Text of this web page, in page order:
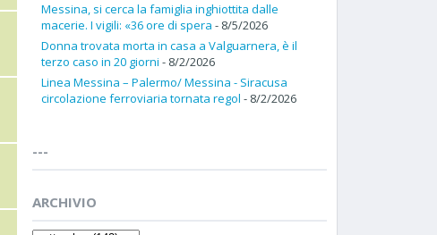
Messina, si cerca la famiglia inghiottita dalle
macerie. I vigili: «36 ore di spera - 8/5/2026
Donna trovata morta in casa a Valguarnera, è il
terzo caso in 20 giorni - 8/2/2026
Linea Messina – Palermo/ Messina - Siracusa
circolazione ferroviaria tornata regol - 8/2/2026
---
ARCHIVIO